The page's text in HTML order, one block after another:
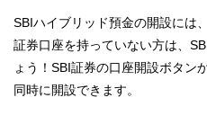
SBIハイブリッド預金の開設には
証券口座を持っていない方は、
ょう！SBI証券の口座開設ボタン
同時に開設できます。